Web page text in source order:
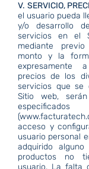
V. SERVICIO,
el usuario pueda
y/o desarrollo
servicios en el
mediante
monto y la
expresamente
precios de los
servicios que se
Sitio web,
(
acceso y
usuario personal
adquirido
productos no
usuario. La falta